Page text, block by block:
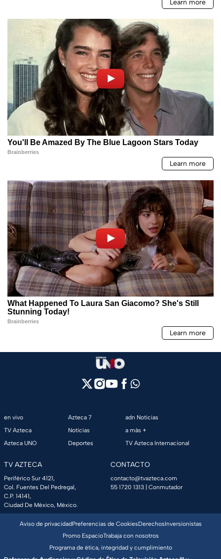
en vivo
TV Azteca
Azteca UNO
Azteca 7
Noticias
Deportes
adn Noticias
a más +
TV Azteca Internacional
TV AZTECA
Periférico Sur 4121,
Col. Fuentes Del Pedregal,
C.P. 14141,
Ciudad De México, México.
CONTACTO
contacto@tvazteca.com
55 1720 1313 | Conmutador
Aviso de privacidadPreferencias de CookiesDerechosInversionistas
Promo EspacioTrabaja con nosotros
Programa de ética, integridad y cumplimiento